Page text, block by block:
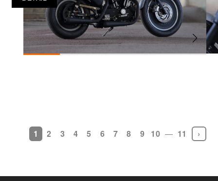
1 2 3 4 5 6 7 8 9 10 — ›
11